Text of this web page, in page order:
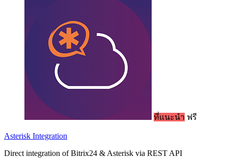
ที่แนะนำ ฟรี
Asterisk Integration
Direct integration of Bitrix24 & Asterisk via REST API